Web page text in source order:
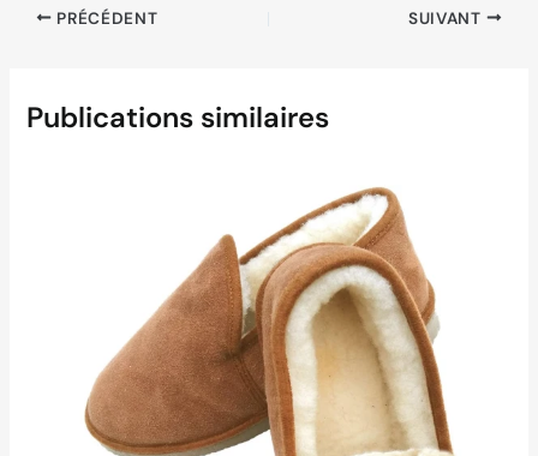
PRÉCÉDENT SUIVANT
Publications similaires